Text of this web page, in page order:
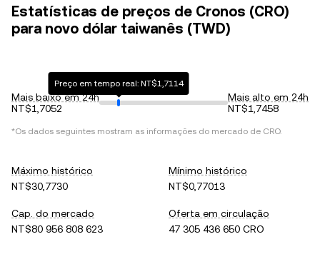
Estatísticas de preços de Cronos (CRO)
para novo dólar taiwanês (TWD)
Mais baixo em 24h
NT$1,7052
Preço em tempo real: NT$1,7114
Mais alto em 24h
NT$1,7458
*Os dados seguintes mostram as informações do mercado de CRO.
Máximo histórico
NT$30,7730
Mínimo histórico
NT$0,77013
Cap. do mercado
NT$80 956 808 623
Oferta em circulação
47 305 436 650 CRO